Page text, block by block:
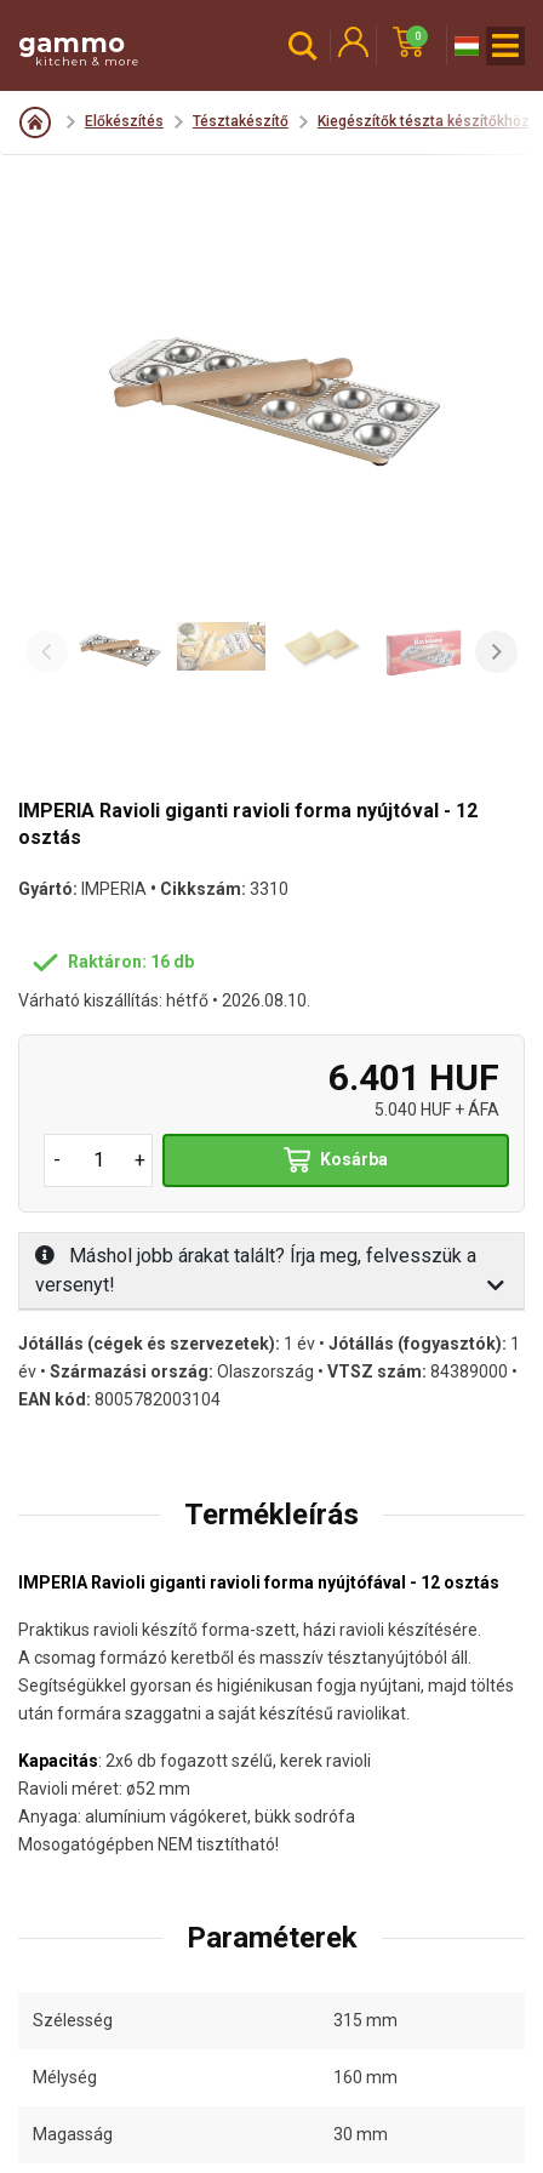
gammo
kitchen & more
0
Előkészítés Tésztakészítő Kiegészítők tészta készítőkhöz
IMPERIA Ravioli giganti ravioli forma nyújtóval - 12
osztás
Gyártó: IMPERIA • Cikkszám: 3310
Raktáron: 16 db
Várható kiszállítás: hétfő • 2026.08.10.
6.401 HUF
5.040 HUF + ÁFA
- + Kosárba
Máshol jobb árakat talált? Írja meg, felvesszük a
versenyt!
Jótállás (cégek és szervezetek): 1 év • Jótállás (fogyasztók): 1
év • Származási ország: Olaszország • VTSZ szám: 84389000 •
EAN kód: 8005782003104
Termékleírás
IMPERIA Ravioli giganti ravioli forma nyújtófával - 12 osztás
Praktikus ravioli készítő forma-szett, házi ravioli készítésére.
A csomag formázó keretből és masszív tésztanyújtóból áll.
Segítségükkel gyorsan és higiénikusan fogja nyújtani, majd töltés
után formára szaggatni a saját készítésű raviolikat.
Kapacitás: 2x6 db fogazott szélű, kerek ravioli
Ravioli méret: ø52 mm
Anyaga: alumínium vágókeret, bükk sodrófa
Mosogatógépben NEM tisztítható!
Paraméterek
Szélesség 315 mm
Mélység 160 mm
Magasság 30 mm